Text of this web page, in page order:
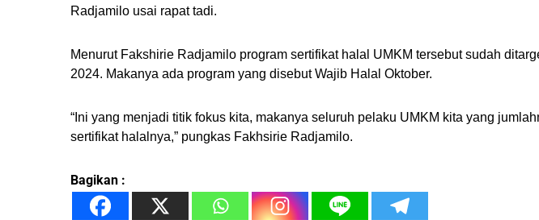
Radjamilo usai rapat tadi.
Menurut Fakshirie Radjamilo program sertifikat halal UMKM tersebut sudah
2024. Makanya ada program yang disebut Wajib Halal Oktober.
“Ini yang menjadi titik fokus kita, makanya seluruh pelaku UMKM kita yang
sertifikat halalnya,” pungkas Fakhsirie Radjamilo.
Bagikan :